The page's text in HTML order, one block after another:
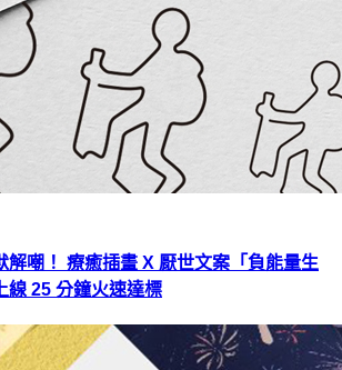
解嘲！ 療癒插畫 X 厭世文案「負能量生
線 25 分鐘火速達標